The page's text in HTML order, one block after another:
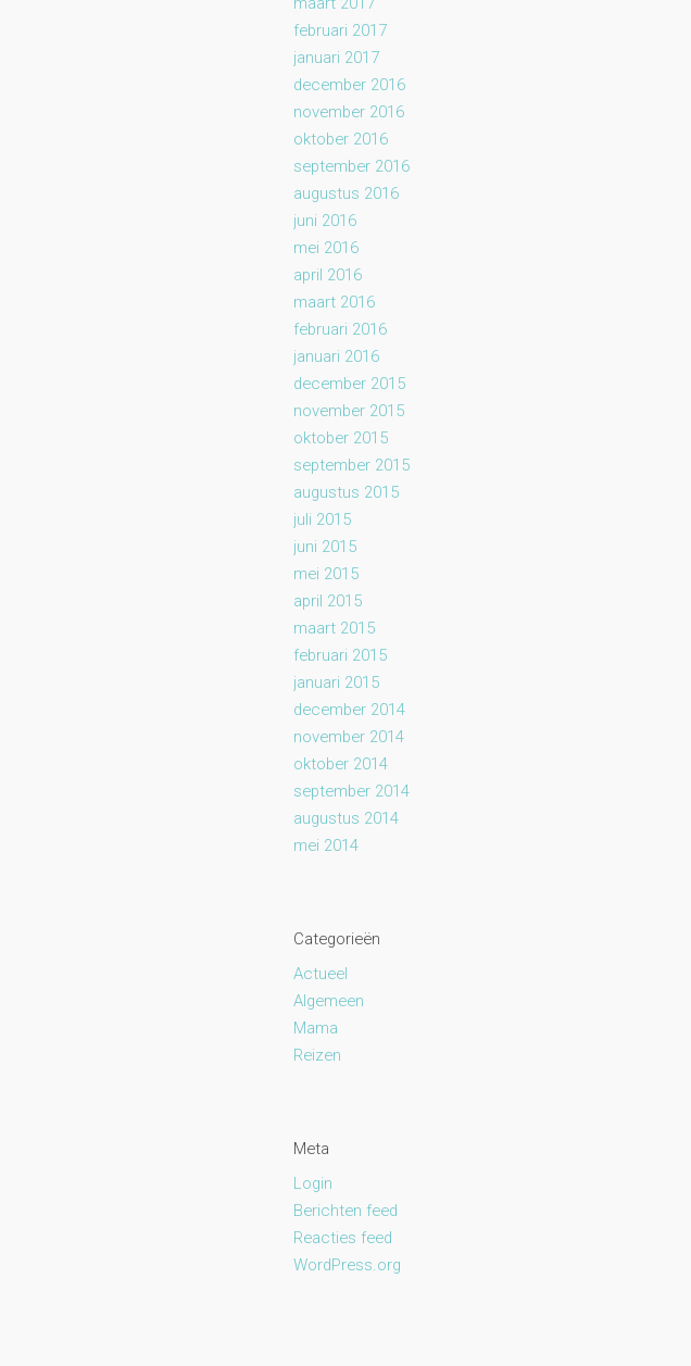
februari 2017
januari 2017
december 2016
november 2016
oktober 2016
september 2016
augustus 2016
juni 2016
mei 2016
april 2016
maart 2016
februari 2016
januari 2016
december 2015
november 2015
oktober 2015
september 2015
augustus 2015
juli 2015
juni 2015
mei 2015
april 2015
maart 2015
februari 2015
januari 2015
december 2014
november 2014
oktober 2014
september 2014
augustus 2014
mei 2014
Categorieën
Actueel
Algemeen
Mama
Reizen
Meta
Login
Berichten feed
Reacties feed
WordPress.org